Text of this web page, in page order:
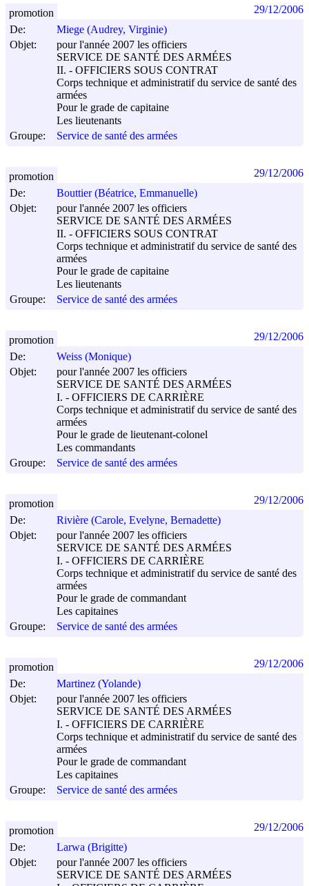
De:
Miege (Audrey, Virginie)
Objet:
pour l'année 2007 les officiers
SERVICE DE SANTÉ DES ARMÉES
II. - OFFICIERS SOUS CONTRAT
Corps technique et administratif du service de santé des
armées
Pour le grade de capitaine
Les lieutenants
Groupe:
Service de santé des armées
promotion 29/12/2006
De:
Bouttier (Béatrice, Emmanuelle)
Objet:
pour l'année 2007 les officiers
SERVICE DE SANTÉ DES ARMÉES
II. - OFFICIERS SOUS CONTRAT
Corps technique et administratif du service de santé des
armées
Pour le grade de capitaine
Les lieutenants
Groupe:
Service de santé des armées
promotion 29/12/2006
De:
Weiss (Monique)
Objet:
pour l'année 2007 les officiers
SERVICE DE SANTÉ DES ARMÉES
I. - OFFICIERS DE CARRIÈRE
Corps technique et administratif du service de santé des
armées
Pour le grade de lieutenant-colonel
Les commandants
Groupe:
Service de santé des armées
promotion 29/12/2006
De:
Rivière (Carole, Evelyne, Bernadette)
Objet:
pour l'année 2007 les officiers
SERVICE DE SANTÉ DES ARMÉES
I. - OFFICIERS DE CARRIÈRE
Corps technique et administratif du service de santé des
armées
Pour le grade de commandant
Les capitaines
Groupe:
Service de santé des armées
promotion 29/12/2006
De:
Martinez (Yolande)
Objet:
pour l'année 2007 les officiers
SERVICE DE SANTÉ DES ARMÉES
I. - OFFICIERS DE CARRIÈRE
Corps technique et administratif du service de santé des
armées
Pour le grade de commandant
Les capitaines
Groupe:
Service de santé des armées
promotion 29/12/2006
De:
Larwa (Brigitte)
Objet:
pour l'année 2007 les officiers
SERVICE DE SANTÉ DES ARMÉES
promotion 29/12/2006